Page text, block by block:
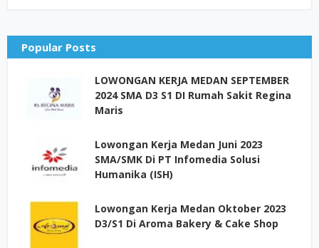
Popular Posts
LOWONGAN KERJA MEDAN SEPTEMBER
2024 SMA D3 S1 DI Rumah Sakit Regina
Maris
Lowongan Kerja Medan Juni 2023
SMA/SMK Di PT Infomedia Solusi
Humanika (ISH)
Lowongan Kerja Medan Oktober 2023
D3/S1 Di Aroma Bakery & Cake Shop